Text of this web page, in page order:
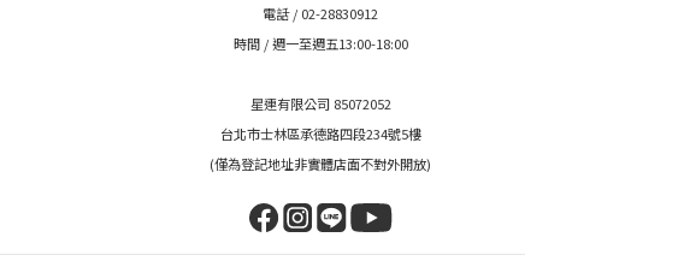
電話 / 02-28830912
時間 / 週一至週五13:00-18:00
星連有限公司 85072052
台北市士林區承德路四段234號5樓
(僅為登記地址非實體店面不對外開放)